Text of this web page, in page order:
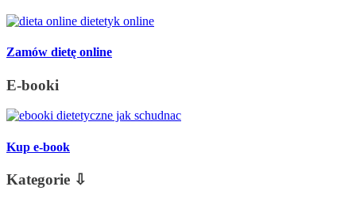
Zamów dietę online
E-booki
Kup e-book
Kategorie ⇩